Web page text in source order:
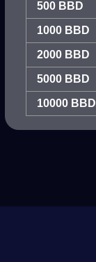
500 BBD
1000 BBD
2000 BBD
5000 BBD
10000 BBD